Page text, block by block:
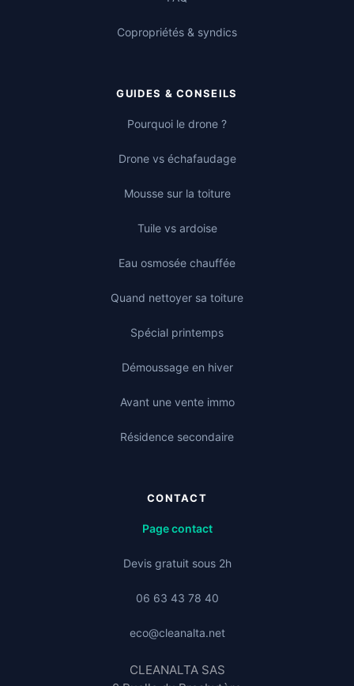
Copropriétés & syndics
GUIDES & CONSEILS
Pourquoi le drone ?
Drone vs échafaudage
Mousse sur la toiture
Tuile vs ardoise
Eau osmosée chauffée
Quand nettoyer sa toiture
Spécial printemps
Démoussage en hiver
Avant une vente immo
Résidence secondaire
CONTACT
Page contact
Devis gratuit sous 2h
06 63 43 78 40
eco@cleanalta.net
CLEANALTA SAS